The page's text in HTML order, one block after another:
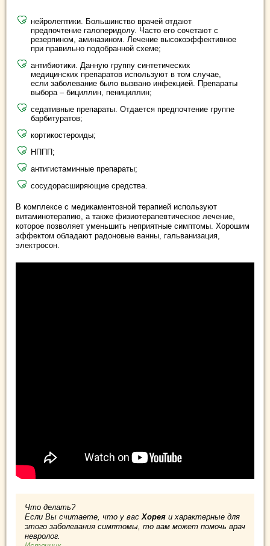
нейролептики. Большинство врачей отдают
предпочтение галоперидолу. Часто его сочетают с
резерпином, аминазином. Лечение высокоэффективное
при правильно подобранной схеме;
антибиотики. Данную группу синтетических
медицинских препаратов используют в том случае,
если заболевание было вызвано инфекцией. Препараты
выбора – бициллин, пенициллин;
седативные препараты. Отдается предпочтение группе
барбитуратов;
кортикостероиды;
НППП;
антигистаминные препараты;
сосудорасширяющие средства.
В комплексе с медикаментозной терапией используют
витаминотерапию, а также физиотерапевтическое лечение,
которое позволяет уменьшить неприятные симптомы. Хорошим
эффектом обладают радоновые ванны, гальванизация,
электросон.
Что делать?
Если Вы считаете, что у вас Хорея и характерные для
этого заболевания симптомы, то вам может помочь врач
невролог.